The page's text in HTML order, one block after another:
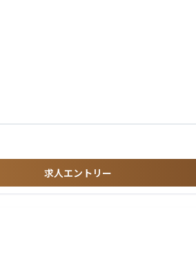
（アドミ業務）
求人エントリー